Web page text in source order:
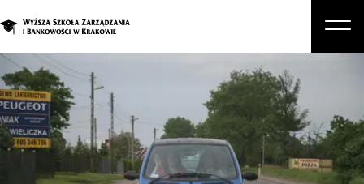
Studia
Studia podyplomowe i kursy
Kandydat